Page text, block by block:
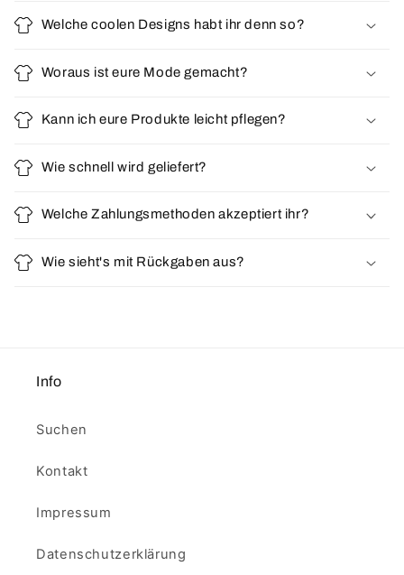
Welche coolen Designs habt ihr denn so?
Woraus ist eure Mode gemacht?
Kann ich eure Produkte leicht pflegen?
Wie schnell wird geliefert?
Welche Zahlungsmethoden akzeptiert ihr?
Wie sieht's mit Rückgaben aus?
Info
Suchen
Kontakt
Impressum
Datenschutzerklärung